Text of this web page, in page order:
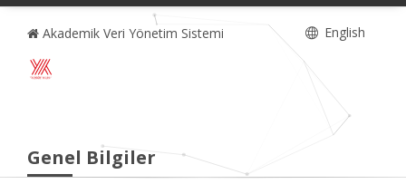
Akademik Veri Yönetim Sistemi English
Genel Bilgiler